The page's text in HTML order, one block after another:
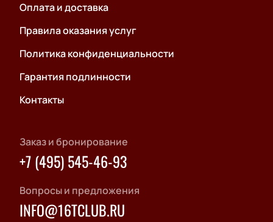
Оплата и доставка
Правила оказания услуг
Политика конфиденциальности
Гарантия подлинности
Контакты
Заказ и бронирование
+7 (495) 545-46-93
Вопросы и предложения
INFO@16TCLUB.RU